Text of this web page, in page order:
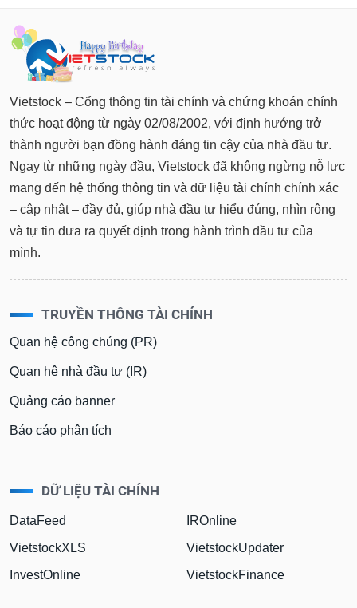
Vietstock – Cổng thông tin tài chính và chứng khoán chính
thức hoạt động từ ngày 02/08/2002, với định hướng trở
thành người bạn đồng hành đáng tin cậy của nhà đầu tư.
Ngay từ những ngày đầu, Vietstock đã không ngừng nỗ lực
mang đến hệ thống thông tin và dữ liệu tài chính chính xác
– cập nhật – đầy đủ, giúp nhà đầu tư hiểu đúng, nhìn rộng
và tự tin đưa ra quyết định trong hành trình đầu tư của
mình.
TRUYỀN THÔNG TÀI CHÍNH
Quan hệ công chúng (PR)
Quan hệ nhà đầu tư (IR)
Quảng cáo banner
Báo cáo phân tích
DỮ LIỆU TÀI CHÍNH
DataFeed
VietstockXLS
InvestOnline
IROnline
VietstockUpdater
VietstockFinance